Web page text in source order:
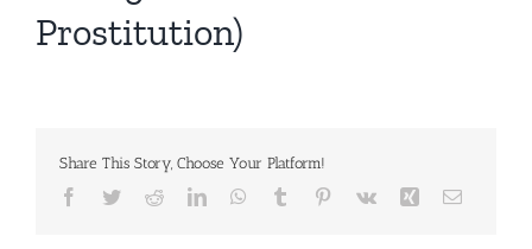
Prostitution)
Share This Story, Choose Your Platform!
Facebook
TwitterRedditLinkedInWhatsApp
Tumblr Pinterest
Vk Xing E-